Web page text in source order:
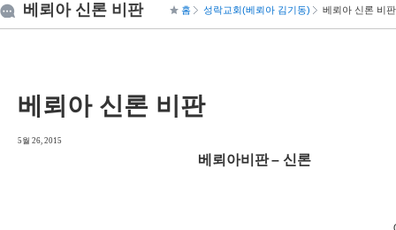
베뢰아 신론 비판 홈 성락교회(베뢰아 김기동) 베뢰아 신론 비판
베뢰아 신론 비판
5월 26, 2015
베뢰아비판– 신론